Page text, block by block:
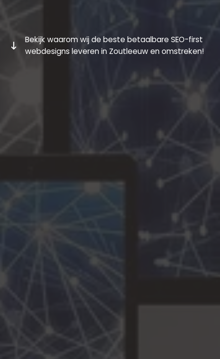
Bekijk waarom wij de beste betaalbare SEO-first
webdesigns leveren in Zoutleeuw en omstreken!